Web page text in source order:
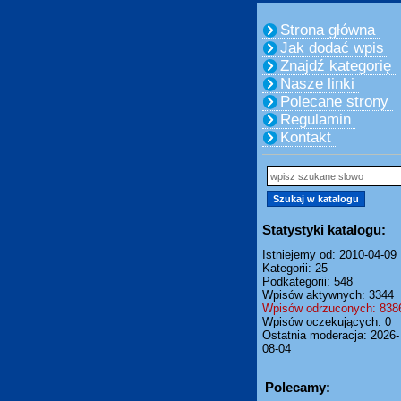
Strona główna
Jak dodać wpis
Znajdź kategorię
Nasze linki
Polecane strony
Regulamin
Kontakt
Statystyki katalogu:
Istniejemy od: 2010-04-09
Kategorii: 25
Podkategorii: 548
Wpisów aktywnych: 3344
Wpisów odrzuconych:
Wpisów oczekujących: 0
Ostatnia moderacja: 2026-
08-04
Polecamy: